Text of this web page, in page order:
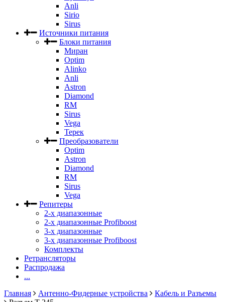
Anli
Sirio
Sirus
Источники питания
Блоки питания
Миран
Optim
Alinko
Anli
Astron
Diamond
RM
Sirus
Vega
Терек
Преобразователи
Optim
Astron
Diamond
RM
Sirus
Vega
Репитеры
2-х диапазонные
2-х диапазонные Profiboost
3-х диапазонные
3-х диапазонные Profiboost
Комплекты
Ретрансляторы
Распродажа
...
Главная
Антенно-Фидерные устройства
Кабель и Разъемы